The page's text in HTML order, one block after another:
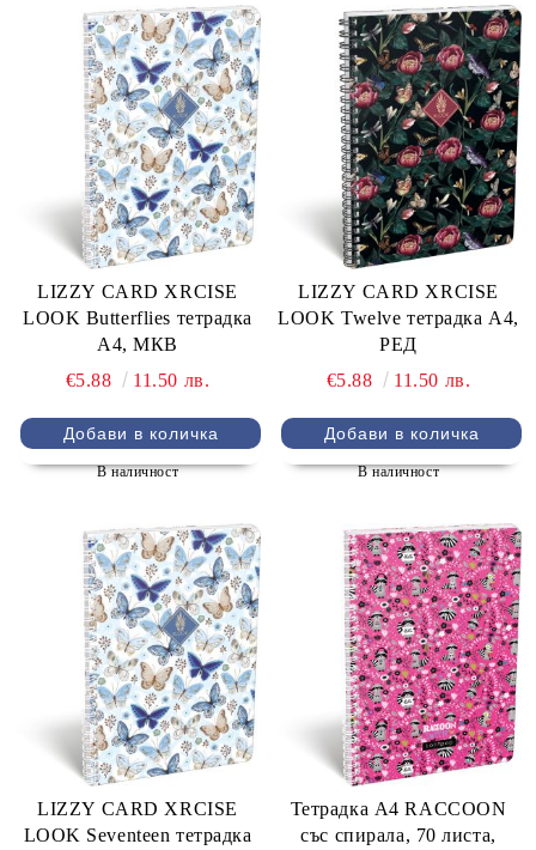
LIZZY CARD XRCISE
LOOK Butterflies тетрадка
А4, МКВ
€5.88
11.50 лв.
В наличност
LIZZY CARD XRCISE
LOOK Twelve тетрадка А4,
РЕД
€5.88
11.50 лв.
В наличност
LIZZY CARD XRCISE
LOOK Seventeen тетрадка
Тетрадка А4 RACCOON
със спирала, 70 листа,